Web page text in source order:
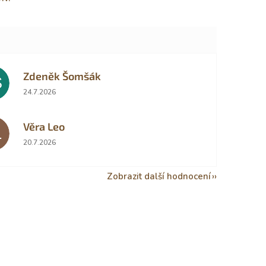
Zdeněk Šomšák
Hodnocení obchodu je 5 z 5 hvězdiček.
24.7.2026
Věra Leo
Hodnocení obchodu je 5 z 5 hvězdiček.
20.7.2026
Zobrazit další hodnocení